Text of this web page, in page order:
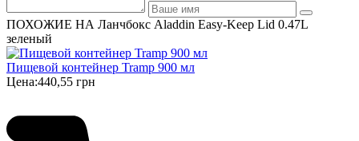
ПОХОЖИЕ НА Ланчбокс Aladdin Easy-Keep Lid 0.47L
зеленый
Пищевой контейнер Tramp 900 мл
Цена:440,55 грн